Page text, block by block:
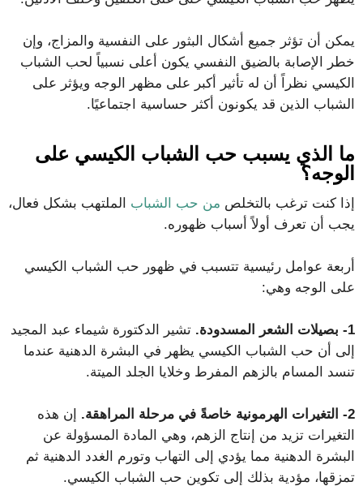
يمكن أن تؤثر جميع أشكال البثور على النفسية والمزاج، وإن
خطر الإصابة بالضيق النفسي يكون أعلى نسبياً لحب الشباب
الكيسي نظراً أن له تأثير أكبر على مظهر الوجه ويؤثر على
الشباب الذين قد يكونون أكثر حساسية اجتماعيًا.
ما الذي يسبب حب الشباب الكيسي على
الوجه؟
إذا كنت ترغب بالتخلص من حب الشباب الملتهب بشكل فعال،
يجب أن تعرف أولاً أسباب ظهوره.
أربعة عوامل رئيسية تتسبب في ظهور حب الشباب الكيسي
على الوجه وهي:
1- بصيلات الشعر المسدودة.
تشير الدكتورة شيماء عبد المجيد
إلى أن حب الشباب الكيسي يظهر في البشرة الدهنية عندما
تنسد المسام بالزهم المفرط وخلايا الجلد الميتة.
2- التغيرات الهرمونية خاصةً في مرحلة المراهقة.
إن هذه
التغيرات تزيد من إنتاج الزهم، وهي المادة المسؤولة عن
البشرة الدهنية مما يؤدي إلى التهاب وتورم الغدد الدهنية ثم
تمزقها، مؤدية بذلك إلى تكوين حب الشباب الكيسي.